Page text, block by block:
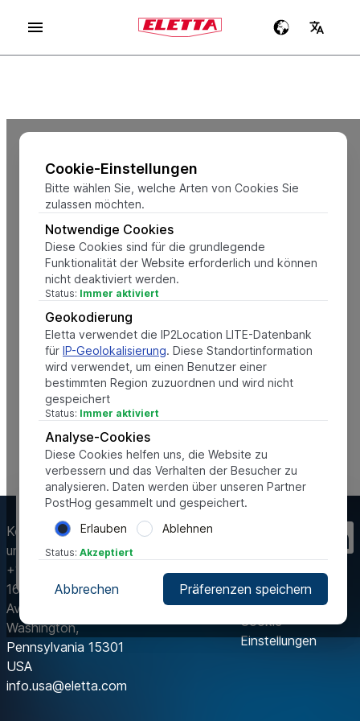
Cookie-Einstellungen
Bitte wählen Sie, welche Arten von Cookies Sie
zulassen möchten.
Notwendige Cookies
Diese Cookies sind für die grundlegende
Funktionalität der Website erforderlich und können
nicht deaktiviert werden.
Status: Immer aktiviert
Geokodierung
Eletta verwendet die IP2Location LITE-Datenbank
für IP-Geolokalisierung. Diese Standortinformation
wird verwendet, um einen Benutzer einer
bestimmten Region zuzuordnen und wird nicht
gespeichert
Status: Immer aktiviert
Analyse-Cookies
Diese Cookies helfen uns, die Website zu
verbessern und das Verhalten der Besucher zu
analysieren. Daten werden über unseren Partner
PostHog gesammelt und gespeichert.
Erlauben
Ablehnen
Status: Akzeptiert
Abbrechen Präferenzen speichern
Diese Website verwendet Cookies, um uns zu helfen, sie zu
verbessern und die bestmögliche Benutzererfahrung zu
bieten. Dies umfasst Cookies von Drittanbietern.
Einstellungen oder Ablehnen Alle akzeptieren
Kontaktieren Sie
uns
+1-412 912 6900
168 Lemoyne
Avenue
Washington,
Pennsylvania 15301
USA
info.usa@eletta.com
Cookie-
Einstellungen